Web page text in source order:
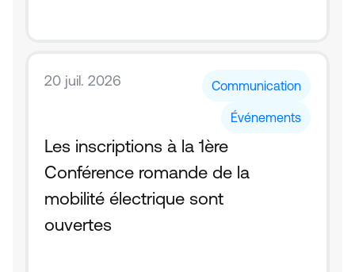
20 juil. 2026 Communication
Événements
Les inscriptions à la 1ère
Conférence romande de la
mobilité électrique sont
ouvertes